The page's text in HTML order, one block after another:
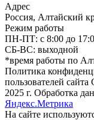
Адрес
Россия, Алтайский
Режим работы
ПН-ПТ: с 8:00 до
СБ-ВС: выходной
*время работы по
Политика
пользователей
2025 г. Обработка
Яндекс.Метрика
На сайте